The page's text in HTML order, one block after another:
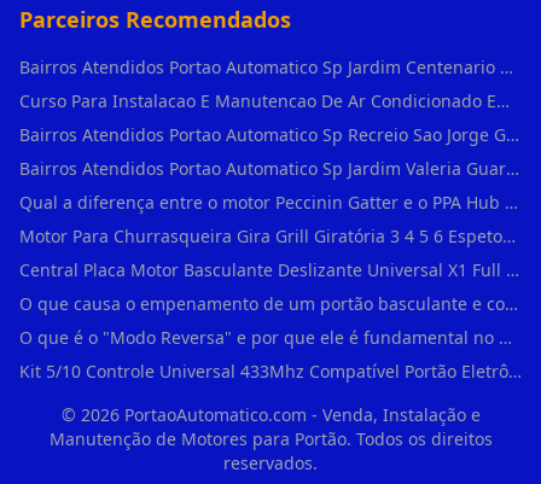
Parceiros Recomendados
Bairros Atendidos Portao Automatico Sp Jardim Centenario Guarulhos Sp Motor Para Portao Automatico Eletronico
Curso Para Instalacao E Manutencao De Ar Condicionado Em Sao Paulo
Bairros Atendidos Portao Automatico Sp Recreio Sao Jorge Guarulhos Sp Motor Para Portao Automatico Eletronico
Bairros Atendidos Portao Automatico Sp Jardim Valeria Guarulhos Sp Motor Para Portao Automatico Eletronico
Qual a diferença entre o motor Peccinin Gatter e o PPA Hub em Vila Romana?
Motor Para Churrasqueira Gira Grill Giratória 3 4 5 6 Espetos Gme Maxtorque Bivo em Cidade Dutra
Central Placa Motor Basculante Deslizante Universal X1 Full Range 433mhz em Vila Prudente
O que causa o empenamento de um portão basculante e como evitar em Campo Belo?
O que é o "Modo Reversa" e por que ele é fundamental no dia a dia em Itapevi?
Kit 5/10 Controle Universal 433Mhz Compatível Portão Eletrônico Garagem Residenc em Pinheiros
© 2026PortaoAutomatico.com - Venda, Instalação e
Manutenção de Motores para Portão. Todos os direitos
reservados.